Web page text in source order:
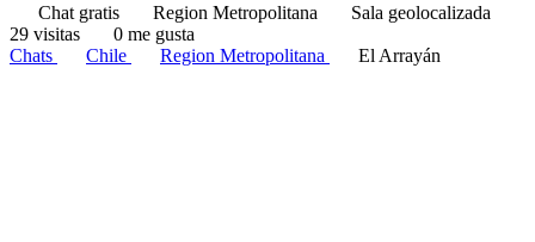
Chat gratis
Region Metropolitana
Sala geolocalizada
29 visitas
0 me gusta
Chats
Chile Region Metropolitana El Arrayán